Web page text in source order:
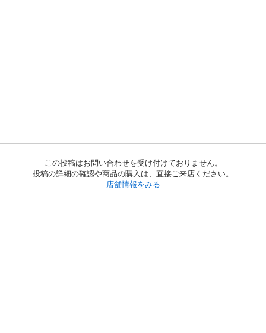
この投稿はお問い合わせを受け付けておりません。
投稿の詳細の確認や商品の購入は、直接ご来店ください。
店舗情報をみる